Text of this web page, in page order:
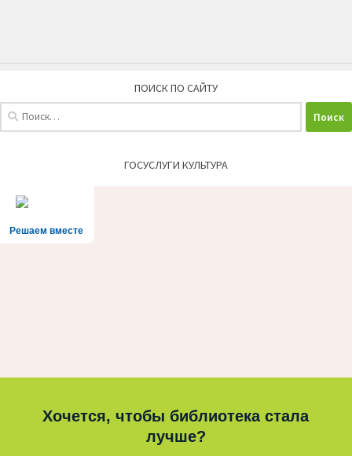
ПОИСК ПО САЙТУ
ГОСУСЛУГИ КУЛЬТУРА
Решаем вместе
Хочется, чтобы библиотека стала
лучше?